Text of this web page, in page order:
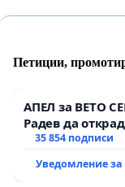
Петиции,
АПЕЛ за ВЕТО
Радев да
тъмното
35 854 подписи
Уведомление за